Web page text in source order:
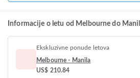
Informacije o letu od Melbourne do
Ekskluzivne ponude letova
Melbourne - Manila
US$ 210.84